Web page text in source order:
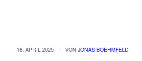
16. APRIL 2025 / VON JONAS BOEHMFELD